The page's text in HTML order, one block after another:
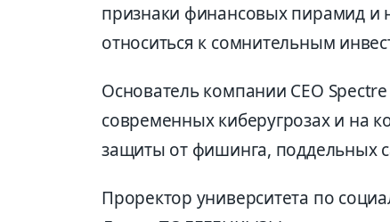
признаки финансовых пирамид и
относиться к сомнительным
Основатель компании CEO
современных киберугрозах и на
защиты от фишинга, поддельных
Проректор университета по